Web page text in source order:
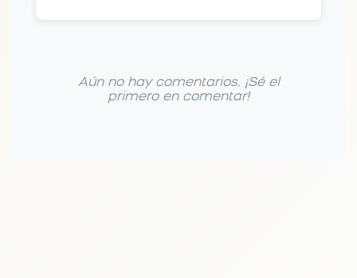
Aún no hay comentarios. ¡Sé el
primero en comentar!